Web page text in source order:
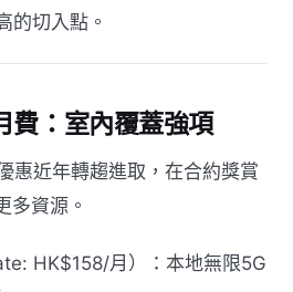
的切入點。
費：室內覆蓋強項
惠近年轉趨進取，在合約獎賞
多資源。
HK$158/月）：本地無限5G